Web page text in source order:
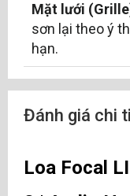
Mặt lưới
sơn lại theo ý
hạn.
Đánh giá chi
Loa Focal